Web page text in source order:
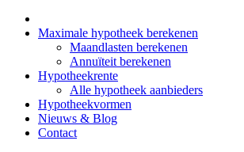
Maximale hypotheek berekenen
Maandlasten berekenen
Annuïteit berekenen
Hypotheekrente
Alle hypotheek aanbieders
Hypotheekvormen
Nieuws & Blog
Contact